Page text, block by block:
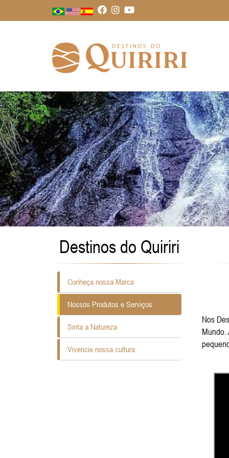
Destinos do Quiriri
Conheça nossa Marca
Nossos Produtos e Serviços
Sinta a Natureza
Vivencie nossa cultura
Nos